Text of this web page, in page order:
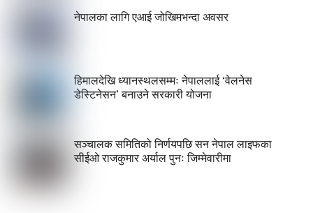
नेपालका लागि एआई जोखिमभन्दा अवसर
हिमालदेखि ध्यानस्थलसम्मः नेपाललाई ‘वेलनेस
डेस्टिनेसन’ बनाउने सरकारी योजना
सञ्चालक समितिको निर्णयपछि सन नेपाल लाइफका
सीईओ राजकुमार अर्याल पुनः जिम्मेवारीमा